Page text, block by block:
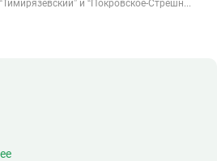
и “Покровское-Стрешн...